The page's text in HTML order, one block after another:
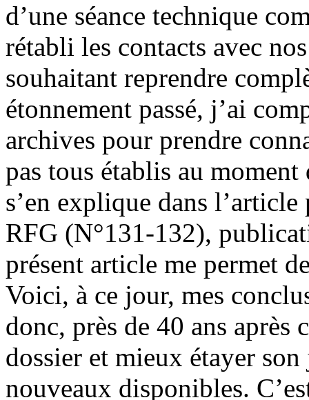
d’une séance technique
rétabli les contacts avec
souhaitant reprendre
étonnement passé, j’ai
archives pour prendre
pas tous établis au
s’en explique dans
RFG (N°131-132),
présent article me permet
Voici, à ce jour, mes
donc, près de 40 ans après
dossier et mieux étayer
nouveaux disponibles.